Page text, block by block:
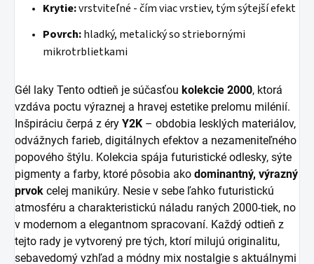
Krytie:vrstviteľné - čím viac vrstiev, tým sýtejší efekt
Povrch:hladký, metalický so striebornými
mikrotrblietkami
Gél laky Tento odtieň je súčasťou kolekcie 2000, ktorá
vzdáva poctu výraznej a hravej estetike prelomu milénií.
Inšpiráciu čerpá z éry Y2K – obdobia lesklých materiálov,
odvážnych farieb, digitálnych efektov a nezameniteľného
popového štýlu. Kolekcia spája futuristické odlesky, sýte
pigmenty a farby, ktoré pôsobia ako dominantný, výrazný
prvok celej manikúry. Nesie v sebe ľahko futuristickú
atmosféru a charakteristickú náladu raných 2000-tiek, no
v modernom a elegantnom spracovaní. Každý odtieň z
tejto rady je vytvorený pre tých, ktorí milujú originalitu,
sebavedomý vzhľad a módny mix nostalgie s aktuálnymi